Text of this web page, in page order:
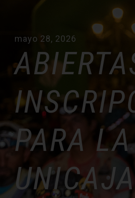
mayo 28, 2026
PARA LA